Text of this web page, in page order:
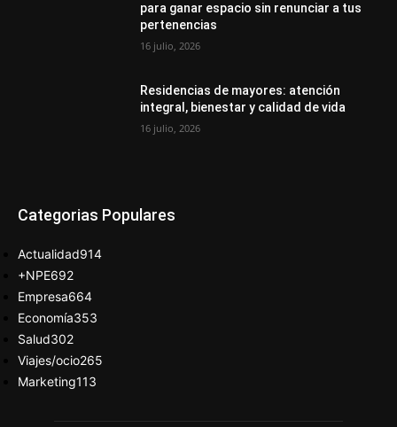
para ganar espacio sin renunciar a tus
pertenencias
16 julio, 2026
Residencias de mayores: atención
integral, bienestar y calidad de vida
16 julio, 2026
Categorias Populares
Actualidad914
+NPE692
Empresa664
Economía353
Salud302
Viajes/ocio265
Marketing113